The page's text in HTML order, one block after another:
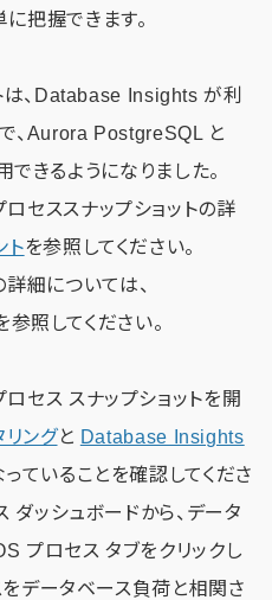
把握できます。
は、Database Insights が利
、Aurora PostgreSQL と
きるようになりました。
セススナップショットの詳
トを参照してください。
細については、
参照してください。
セス スナップショットを開
ングと Database Insights
ていることを確認してくださ
ダッシュボードから、データ
プロセス タブをクリックし
をデータベース負荷と相関さ